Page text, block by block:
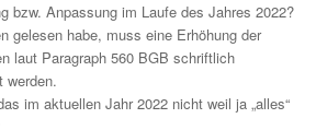
bzw. Anpassung im Laufe des Jahres 2022?
gelesen habe, muss eine Erhöhung der
laut Paragraph 560 BGB schriftlich
werden.
im aktuellen Jahr 2022 nicht weil ja „alles“